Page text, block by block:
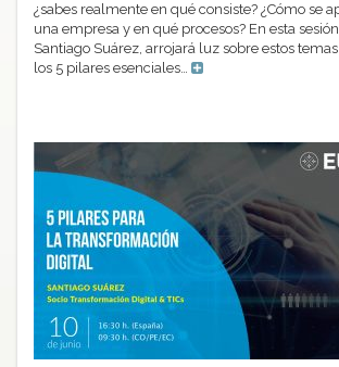
¿sabes realmente en qué consiste? ¿Cómo se
una empresa y en qué procesos? En esta
Santiago Suárez, arrojará luz sobre estos
los 5 pilares esenciales…